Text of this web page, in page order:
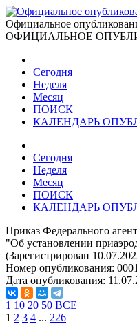
Официальное
ОФИЦИАЛЬНОЕ
Сегодня
Неделя
Месяц
ПОИСК
КАЛЕНДАРЬ
Сегодня
Неделя
Месяц
ПОИСК
КАЛЕНДАРЬ
Приказ Федерального
"Об установлении
(Зарегистрирован
Номер опубликования:
Дата опубликования:
1 10 20 50 ВСЕ
1 2 3 4 ... 226